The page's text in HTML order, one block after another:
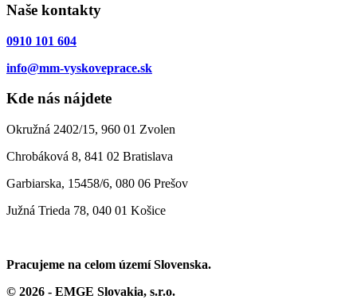
Naše kontakty
0910 101 604
info@mm-vyskoveprace.sk
Kde nás nájdete
Okružná 2402/15, 960 01 Zvolen
Chrobáková 8, 841 02 Bratislava
Garbiarska, 15458/6, 080 06 Prešov
Južná Trieda 78, 040 01 Košice
Pracujeme na celom území Slovenska.
© 2026 - EMGE Slovakia, s.r.o.